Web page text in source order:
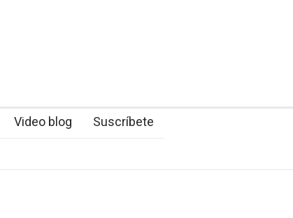
Video blog Suscríbete